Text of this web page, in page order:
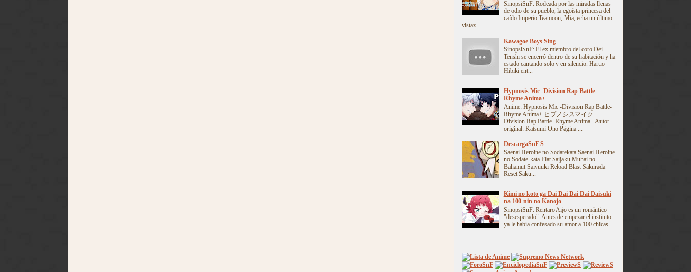
SinopsiSnF: Rodeada por las miradas llenas
de odio de su pueblo, la egoísta princesa del
caído Imperio Teamoon, Mia, echa un último
vistaz...
Kawagoe Boys Sing
SinopsiSnF: El ex miembro del coro Dei
Tenshi se encerró dentro de su habitación y ha
estado cantando solo y en silencio. Haruo
Hibiki ent...
Hypnosis Mic -Division Rap Battle-
Rhyme Anima+
Anime: Hypnosis Mic -Division Rap Battle-
Rhyme Anima+ ヒプノシスマイク-
Division Rap Battle- Rhyme Anima+ Autor
original: Katsumi Ono Página ...
DescargaSnF S
Saenai Heroine no Sodatekata Saenai Heroine
no Sodate-kata Flat Saijaku Muhai no
Bahamut Saiyuuki Reload Blast Sakurada
Reset Saku...
Kimi no koto ga Dai Dai Dai Dai Daisuki
na 100-nin no Kanojo
SinopsiSnF: Rentaro Aijo es un romántico
"desesperado". Antes de empezar el instituto
ya le había confesado su amor a 100 chicas...